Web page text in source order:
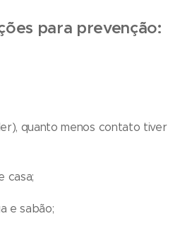
para prevenção:
quanto menos contato tiver
casa;
e sabão;